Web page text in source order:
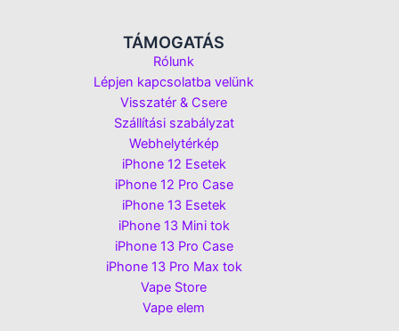
TÁMOGATÁS
Rólunk
Lépjen kapcsolatba velünk
Visszatér & Csere
Szállítási szabályzat
Webhelytérkép
iPhone 12 Esetek
iPhone 12 Pro Case
iPhone 13 Esetek
iPhone 13 Mini tok
iPhone 13 Pro Case
iPhone 13 Pro Max tok
Vape Store
Vape elem